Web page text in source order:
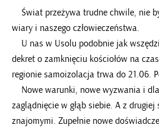
Świat przeżywa trudne chwile, nie
wiary i naszego człowieczeństwa.
U nas w Usolu podobnie jak
dekret o zamknięciu kościołów na
regionie samoizolacja trwa do 21.06.
Nowe warunki, nowe wyzwania i
zaglądnięcie w głąb siebie. A z
znajomymi. Zupełnie nowe